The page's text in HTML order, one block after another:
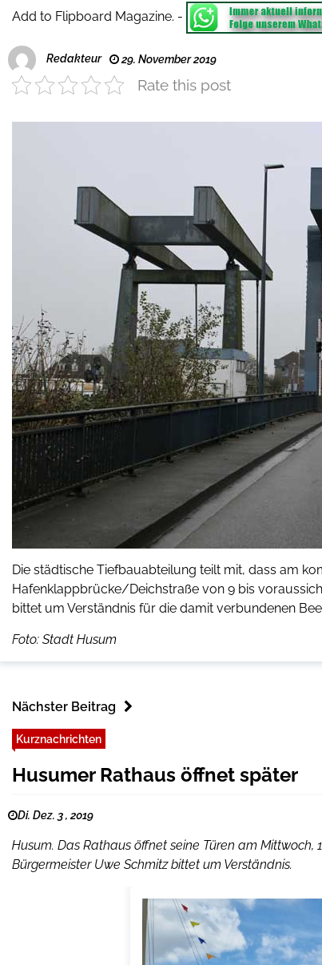
Add to Flipboard Magazine. -
Redakteur 29. November 2019
Rate this post
Die städtische Tiefbauabteilung teilt mit, dass am
Hafenklappbrücke/Deichstraße von 9 bis
bittet um Verständnis für die damit verbundenen
Foto: Stadt Husum
Nächster Beitrag
Kurznachrichten
Husumer Rathaus öffnet später
Di. Dez. 3 , 2019
Husum. Das Rathaus öffnet seine Türen am Mittwoch,
Bürgermeister Uwe Schmitz bittet um Verständnis.